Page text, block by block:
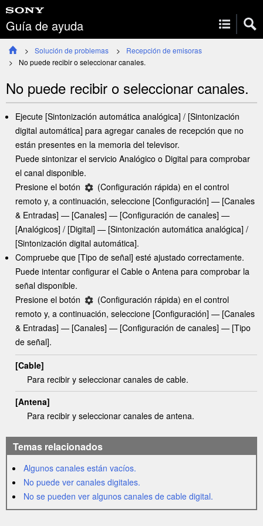
Guía de ayuda
Solución de problemas
Recepción de emisoras
No puede recibir o seleccionar canales.
No puede recibir o seleccionar canales.
Ejecute [Sintonización automática analógica] / [Sintonización
digital automática] para agregar canales de recepción que no
están presentes en la memoria del televisor.
Puede sintonizar el servicio Analógico o Digital para comprobar
el canal disponible.
Presione el botón
(Configuración rápida) en el control
remoto y, a continuación, seleccione [Configuración] — [Canales
& Entradas] — [Canales] — [Configuración de canales] —
[Analógicos] / [Digital] — [Sintonización automática analógica] /
[Sintonización digital automática].
Compruebe que [Tipo de señal] esté ajustado correctamente.
Puede intentar configurar el Cable o Antena para comprobar la
señal disponible.
Presione el botón
(Configuración rápida) en el control
remoto y, a continuación, seleccione [Configuración] — [Canales
& Entradas] — [Canales] — [Configuración de canales] — [Tipo
de señal].
[Cable]
Para recibir y seleccionar canales de cable.
[Antena]
Para recibir y seleccionar canales de antena.
Temas relacionados
Algunos canales están vacíos.
No puede ver canales digitales.
No se pueden ver algunos canales de cable digital.